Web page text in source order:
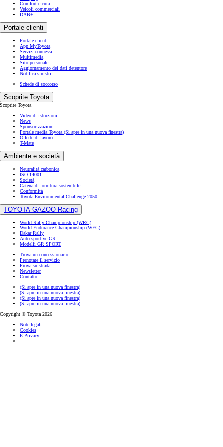
Comfort e cura
Veicoli commerciali
DAB+
Portale clienti
Portale clienti
App MyToyota
Servizi connessi
Multimedia
Sito personale
Aggiornamento dei dati detentore
Notifica sinistri
Schede di soccorso
Scoprite Toyota
Scoprite Toyota
Video di istruzioni
News
Sponsorizzazioni
Portale media Toyota (Si apre in una nuova finestra)
Offerte di lavoro
T-Mate
Ambiente e società
Neutralità carbonica
ISO 14001
Società
Catena di fornitura sostenibile
Conformità
Toyota Environmental Challenge 2050
TOYOTA GAZOO Racing
World Rally Championship (WRC)
World Endurance Championship (WEC)
Dakar Rally
Auto sportive GR
Modelli GR SPORT
Trova un concessionario
Prenotate il servizio
Prova su strada
Newsletter
Contatto
(Si apre in una nuova finestra)
(Si apre in una nuova finestra)
(Si apre in una nuova finestra)
(Si apre in una nuova finestra)
Copyright © Toyota 2026
Note legali
Cookies
E-Privacy